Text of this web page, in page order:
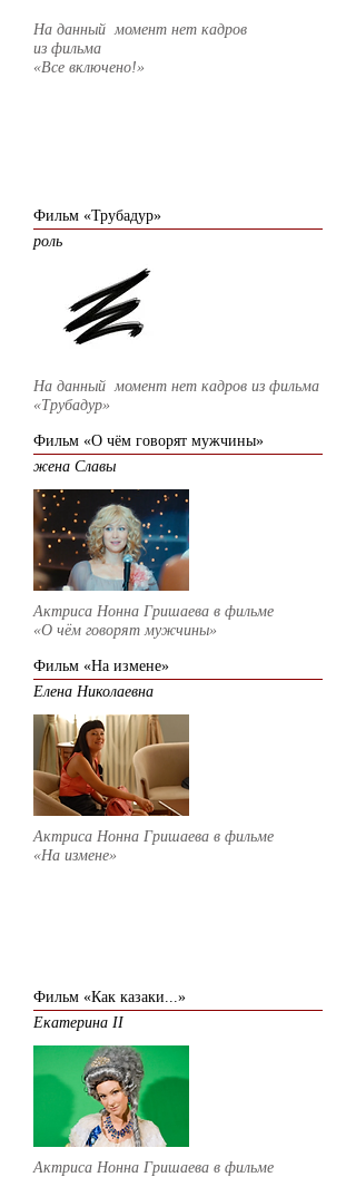
На данный момент нет кадров
из фильма
«Все включено!»
Фильм «Трубадур»
роль
На данный момент нет кадров из фильма
«Трубадур»
Фильм «О чём говорят мужчины»
жена Славы
Актриса Нонна Гришаева в фильме
«О чём говорят мужчины»
Фильм «На измене»
Елена Николаевна
Актриса Нонна Гришаева в фильме
«На измене»
Фильм «Как казаки...»
Екатерина II
Актриса Нонна Гришаева в фильме